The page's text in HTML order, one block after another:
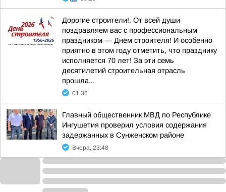
Дорогие строители!. От всей души
поздравляем вас с профессиональным
праздником — Днём строителя! И особенно
приятно в этом году отметить, что празднику
исполняется 70 лет! За эти семь
десятилетий строительная отрасль
прошла...
01:36
Главный общественник МВД по Республике
Ингушетия проверил условия содержания
задержанных в Сунженском районе
Вчера, 23:48